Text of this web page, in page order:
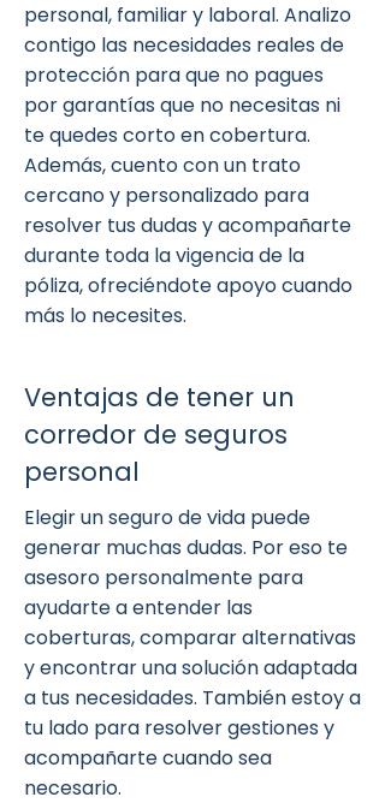
personal, familiar y laboral. Analizo
contigo las necesidades reales de
protección para que no pagues
por garantías que no necesitas ni
te quedes corto en cobertura.
Además, cuento con un trato
cercano y personalizado para
resolver tus dudas y acompañarte
durante toda la vigencia de la
póliza, ofreciéndote apoyo cuando
más lo necesites.
Ventajas de tener un
corredor de seguros
personal
Elegir un seguro de vida puede
generar muchas dudas. Por eso te
asesoro personalmente para
ayudarte a entender las
coberturas, comparar alternativas
y encontrar una solución adaptada
a tus necesidades. También estoy a
tu lado para resolver gestiones y
acompañarte cuando sea
necesario.